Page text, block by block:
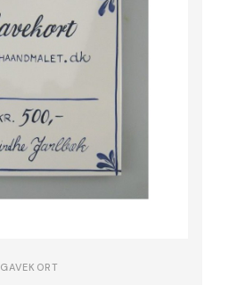
GAVEKORT